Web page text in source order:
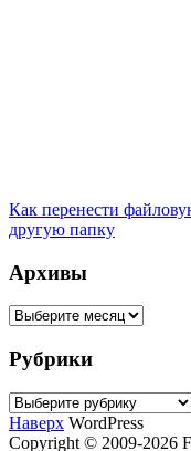
Как перенести
другую папку
Архивы
Архивы
Рубрики
Рубрики
Наверх WordPress
Copyright © 2009-2026